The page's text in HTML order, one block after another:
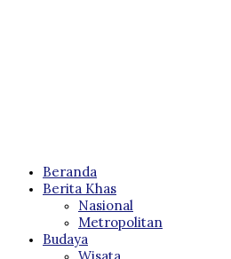
Beranda
Berita Khas
Nasional
Metropolitan
Budaya
Wisata